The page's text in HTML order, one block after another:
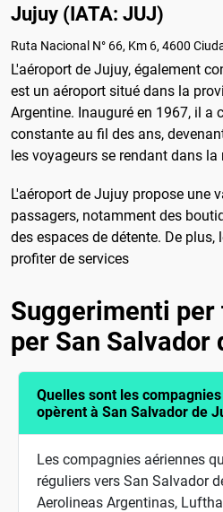
Jujuy (IATA: JUJ)
Ruta Nacional N° 66, Km 6, 4600
L'aéroport de Jujuy, également
est un aéroport situé dans la
Argentine. Inauguré en 1967, il a
constante au fil des ans,
les voyageurs se rendant dans la
L'aéroport de Jujuy propose une
passagers, notamment des
des espaces de détente. De plus,
profiter de services
Suggerimenti per
per San Salvador
Quelles sont les
opèrent à San Salvador de
Les compagnies aériennes
réguliers vers San Salvador
Aerolineas Argentinas,